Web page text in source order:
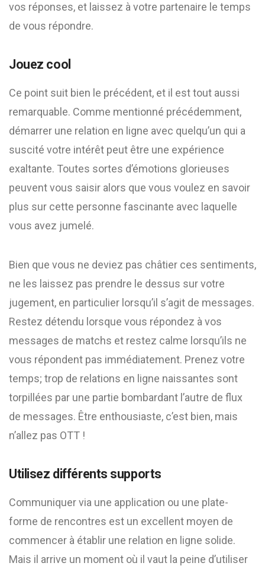
vos réponses, et laissez à votre partenaire le temps
de vous répondre.
Jouez cool
Ce point suit bien le précédent, et il est tout aussi
remarquable. Comme mentionné précédemment,
démarrer une relation en ligne avec quelqu’un qui a
suscité votre intérêt peut être une expérience
exaltante. Toutes sortes d’émotions glorieuses
peuvent vous saisir alors que vous voulez en savoir
plus sur cette personne fascinante avec laquelle
vous avez jumelé.
Bien que vous ne deviez pas châtier ces sentiments,
ne les laissez pas prendre le dessus sur votre
jugement, en particulier lorsqu’il s’agit de messages.
Restez détendu lorsque vous répondez à vos
messages de matchs et restez calme lorsqu’ils ne
vous répondent pas immédiatement. Prenez votre
temps; trop de relations en ligne naissantes sont
torpillées par une partie bombardant l’autre de flux
de messages. Être enthousiaste, c’est bien, mais
n’allez pas OTT !
Utilisez différents supports
Communiquer via une application ou une plate-
forme de rencontres est un excellent moyen de
commencer à établir une relation en ligne solide.
Mais il arrive un moment où il vaut la peine d’utiliser